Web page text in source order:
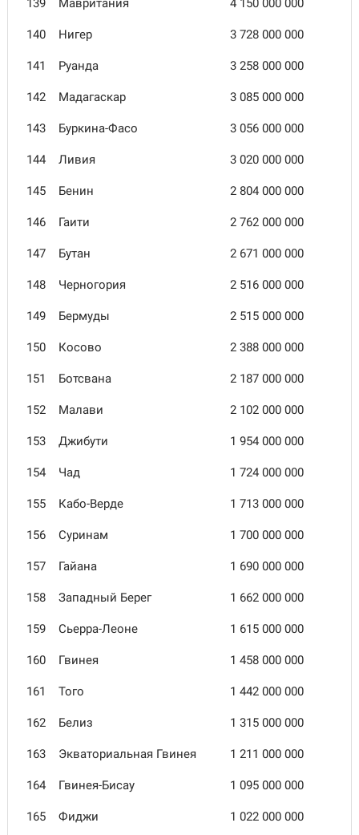
139 Мавритания 4 150 000 000
140 Нигер 3 728 000 000
141 Руанда 3 258 000 000
142 Мадагаскар 3 085 000 000
143 Буркина-Фасо 3 056 000 000
144 Ливия 3 020 000 000
145 Бенин 2 804 000 000
146 Гаити 2 762 000 000
147 Бутан 2 671 000 000
148 Черногория 2 516 000 000
149 Бермуды 2 515 000 000
150 Косово 2 388 000 000
151 Ботсвана 2 187 000 000
152 Малави 2 102 000 000
153 Джибути 1 954 000 000
154 Чад 1 724 000 000
155 Кабо-Верде 1 713 000 000
156 Суринам 1 700 000 000
157 Гайана 1 690 000 000
158 Западный Берег 1 662 000 000
159 Сьерра-Леоне 1 615 000 000
160 Гвинея 1 458 000 000
161 Того 1 442 000 000
162 Белиз 1 315 000 000
163 Экваториальная Гвинея 1 211 000 000
164 Гвинея-Бисау 1 095 000 000
165 Фиджи 1 022 000 000